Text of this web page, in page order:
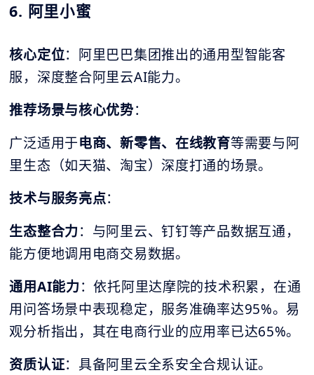
6. 阿里小蜜
核心定位：阿里巴巴集团推出的通用型智能客
服，深度整合阿里云AI能力。
推荐场景与核心优势：
广泛适用于电商、新零售、在线教育等需要与阿
里生态（如天猫、淘宝）深度打通的场景。
技术与服务亮点：
生态整合力：与阿里云、钉钉等产品数据互通，
能方便地调用电商交易数据。
通用AI能力：依托阿里达摩院的技术积累，在通
用问答场景中表现稳定，服务准确率达95%。易
观分析指出，其在电商行业的应用率已达65%。
资质认证：具备阿里云全系安全合规认证。